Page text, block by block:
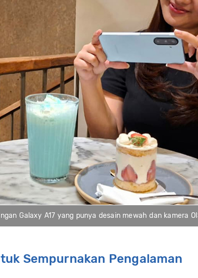
Galaxy A17 yang punya desain mewah dan kamera
Sempurnakan Pengalaman